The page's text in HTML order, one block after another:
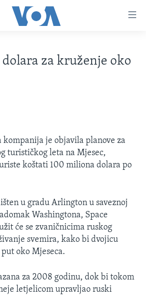
DRŽAVE
za kruženje oko
je objavila planove za
turističkog leta na Mjesec,
koštati 100 miliona dolara po
u gradu Arlington u saveznoj
Washingtona, Space
će se zvaničnicima ruskog
svemira, kako bi dvojicu
oko Mjeseca.
za 2008 godinu, dok bi tokom
letjelicom upravljao ruski